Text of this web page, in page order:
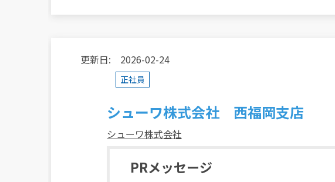
更新日: 2026-02-24
正社員
シューワ株式会社 西福岡支店
シューワ株式会社
PRメッセージ